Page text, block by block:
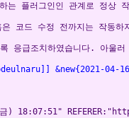
는 플러그인인 관계로 정상
코드 수정 전까지는 작동하
응급조치하였습니다. 아
&new{2021-04-
REFERER:"http://